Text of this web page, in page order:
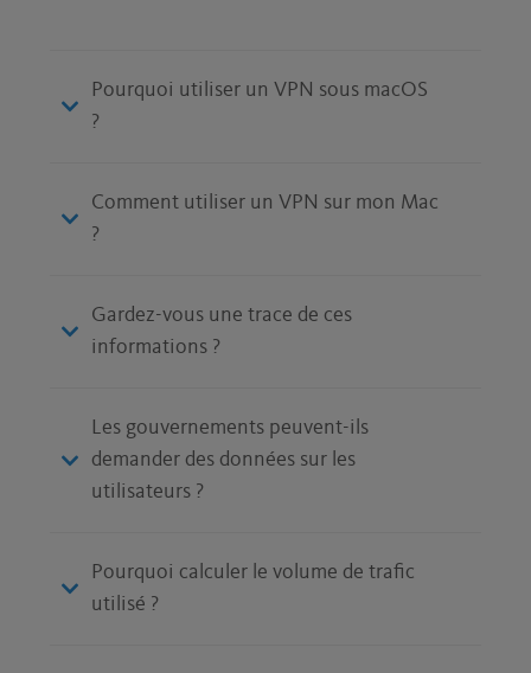
Pourquoi utiliser un VPN sous macOS
?
Comment utiliser un VPN sur mon Mac
?
Gardez-vous une trace de ces
informations ?
Les gouvernements peuvent-ils
demander des données sur les
utilisateurs ?
Pourquoi calculer le volume de trafic
utilisé ?